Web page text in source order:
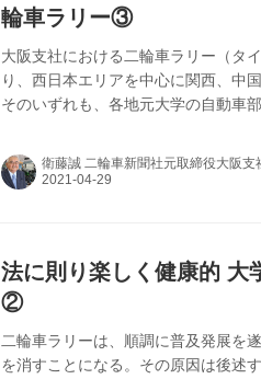
輪車ラリー③
大阪支社における二輪車ラリー（タ
り、西日本エリアを中心に関西、中
そのいずれも、各地元大学の自動車
衛藤誠 二輪車新聞社元取締役大阪支
法に則り楽しく健康的 大
②
二輪車ラリーは、順調に普及発展を
を消すことになる。その原因は後述